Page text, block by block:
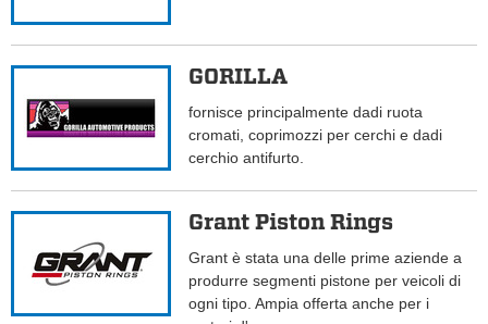
GORILLA
fornisce principalmente dadi ruota
cromati, coprimozzi per cerchi e dadi
cerchio antifurto.
Grant Piston Rings
Grant è stata una delle prime aziende a
produrre segmenti pistone per veicoli di
ogni tipo. Ampia offerta anche per i